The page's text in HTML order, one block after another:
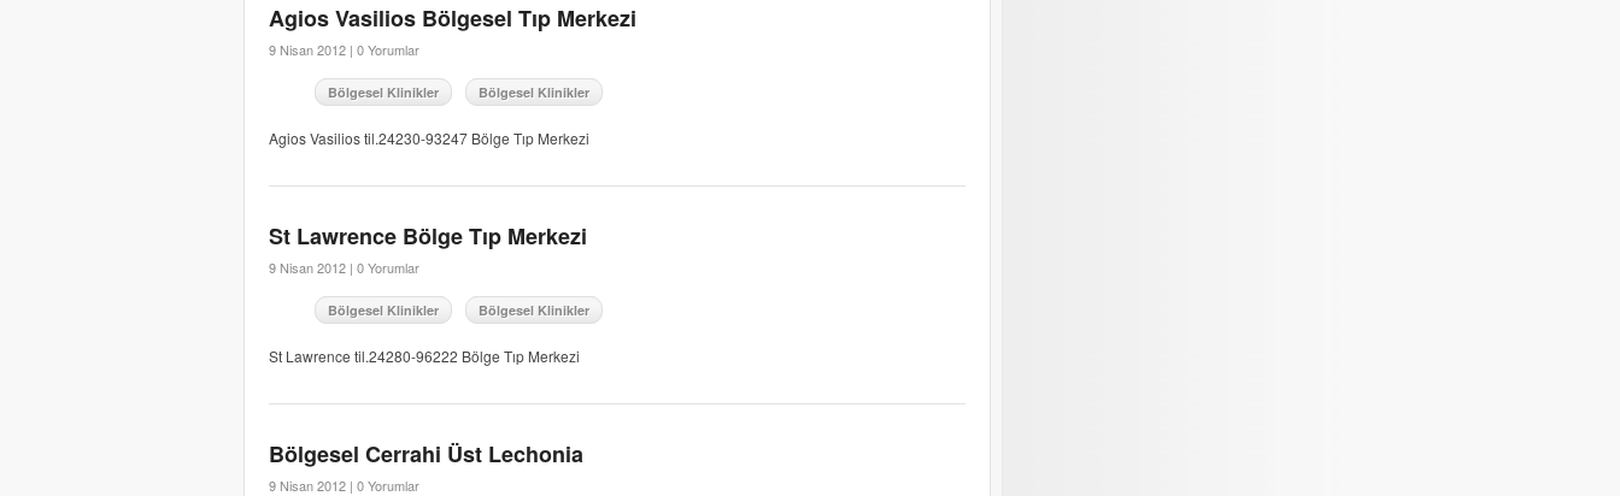
Agios Vasilios Bölgesel Tıp Merkezi
9 Nisan 2012 | 0 Yorumlar
Bölgesel Klinikler Bölgesel Klinikler
Agios Vasilios til.24230-93247 Bölge Tıp Merkezi
St Lawrence Bölge Tıp Merkezi
9 Nisan 2012 | 0 Yorumlar
Bölgesel Klinikler Bölgesel Klinikler
St Lawrence til.24280-96222 Bölge Tıp Merkezi
Bölgesel Cerrahi Üst Lechonia
9 Nisan 2012 | 0 Yorumlar